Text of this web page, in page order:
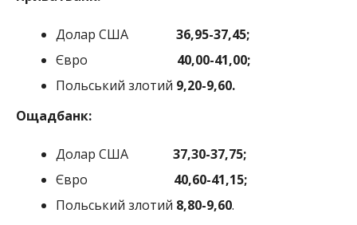
Долар США 36,95-37,45;
Євро 40,00-41,00;
Польський злотий 9,20-9,60.
Ощадбанк:
Долар США 37,30-37,75;
Євро 40,60-41,15;
Польський злотий 8,80-9,60.